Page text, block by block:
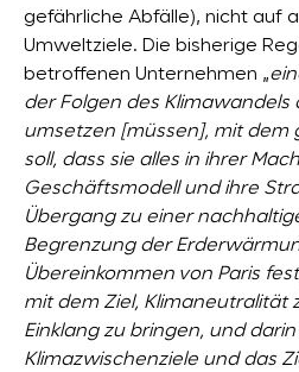
gefährliche Abfälle), nicht auf
Umweltziele. Die bisherige
betroffenen Unternehmen „
der Folgen des
umsetzen [müssen], mit dem
soll, dass sie alles in ihrer
Geschäftsmodell und ihre
Übergang zu einer
Begrenzung der
Übereinkommen von Paris
mit dem Ziel, Klimaneutralität
Einklang zu bringen, und
Klimazwischenziele und das